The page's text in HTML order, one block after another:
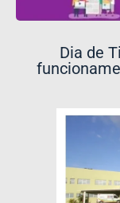
Dia de